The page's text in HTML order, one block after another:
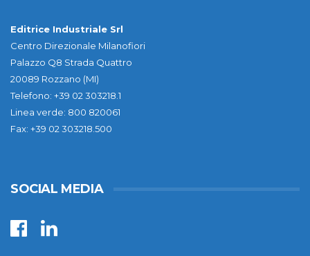
Editrice Industriale Srl
Centro Direzionale Milanofiori
Palazzo Q8 Strada Quattro
20089 Rozzano (MI)
Telefono: +39 02 303218.1
Linea verde: 800 820061
Fax: +39 02 303218.500
SOCIAL MEDIA